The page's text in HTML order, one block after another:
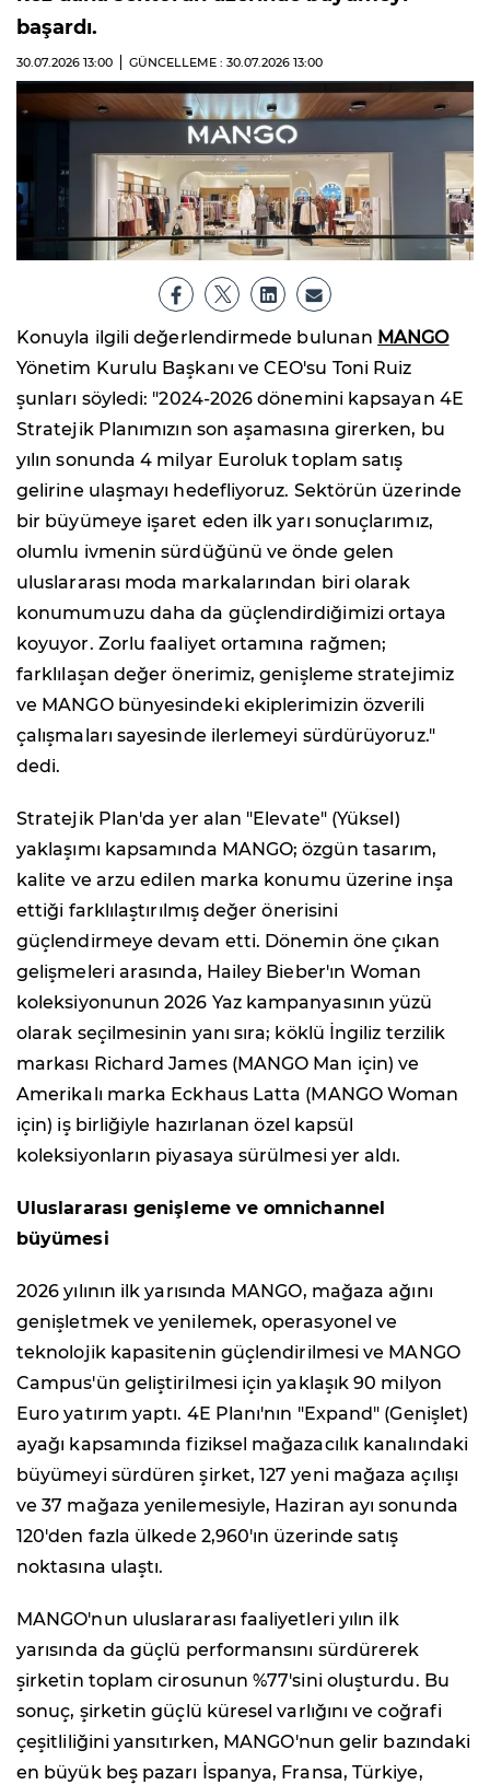
başardı.
30.07.2026 13:00 GÜNCELLEME : 30.07.2026 13:00
Konuyla ilgili değerlendirmede bulunan MANGO
Yönetim Kurulu Başkanı ve CEO'su Toni Ruiz
şunları söyledi: "2024-2026 dönemini kapsayan 4E
Stratejik Planımızın son aşamasına girerken, bu
yılın sonunda 4 milyar Euroluk toplam satış
gelirine ulaşmayı hedefliyoruz. Sektörün üzerinde
bir büyümeye işaret eden ilk yarı sonuçlarımız,
olumlu ivmenin sürdüğünü ve önde gelen
uluslararası moda markalarından biri olarak
konumumuzu daha da güçlendirdiğimizi ortaya
koyuyor. Zorlu faaliyet ortamına rağmen;
farklılaşan değer önerimiz, genişleme stratejimiz
ve MANGO bünyesindeki ekiplerimizin özverili
çalışmaları sayesinde ilerlemeyi sürdürüyoruz."
dedi.
Stratejik Plan'da yer alan "Elevate" (Yüksel)
yaklaşımı kapsamında MANGO; özgün tasarım,
kalite ve arzu edilen marka konumu üzerine inşa
ettiği farklılaştırılmış değer önerisini
güçlendirmeye devam etti. Dönemin öne çıkan
gelişmeleri arasında, Hailey Bieber'ın Woman
koleksiyonunun 2026 Yaz kampanyasının yüzü
olarak seçilmesinin yanı sıra; köklü İngiliz terzilik
markası Richard James (MANGO Man için) ve
Amerikalı marka Eckhaus Latta (MANGO Woman
için) iş birliğiyle hazırlanan özel kapsül
koleksiyonların piyasaya sürülmesi yer aldı.
Uluslararası genişleme ve omnichannel
büyümesi
2026 yılının ilk yarısında MANGO, mağaza ağını
genişletmek ve yenilemek, operasyonel ve
teknolojik kapasitenin güçlendirilmesi ve MANGO
Campus'ün geliştirilmesi için yaklaşık 90 milyon
Euro yatırım yaptı. 4E Planı'nın "Expand" (Genişlet)
ayağı kapsamında fiziksel mağazacılık kanalındaki
büyümeyi sürdüren şirket, 127 yeni mağaza açılışı
ve 37 mağaza yenilemesiyle, Haziran ayı sonunda
120'den fazla ülkede 2,960'ın üzerinde satış
noktasına ulaştı.
MANGO'nun uluslararası faaliyetleri yılın ilk
yarısında da güçlü performansını sürdürerek
şirketin toplam cirosunun %77'sini oluşturdu. Bu
sonuç, şirketin güçlü küresel varlığını ve coğrafi
çeşitliliğini yansıtırken, MANGO'nun gelir bazındaki
en büyük beş pazarı İspanya, Fransa, Türkiye,